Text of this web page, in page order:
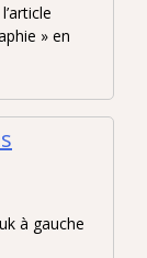
» en
à gauche